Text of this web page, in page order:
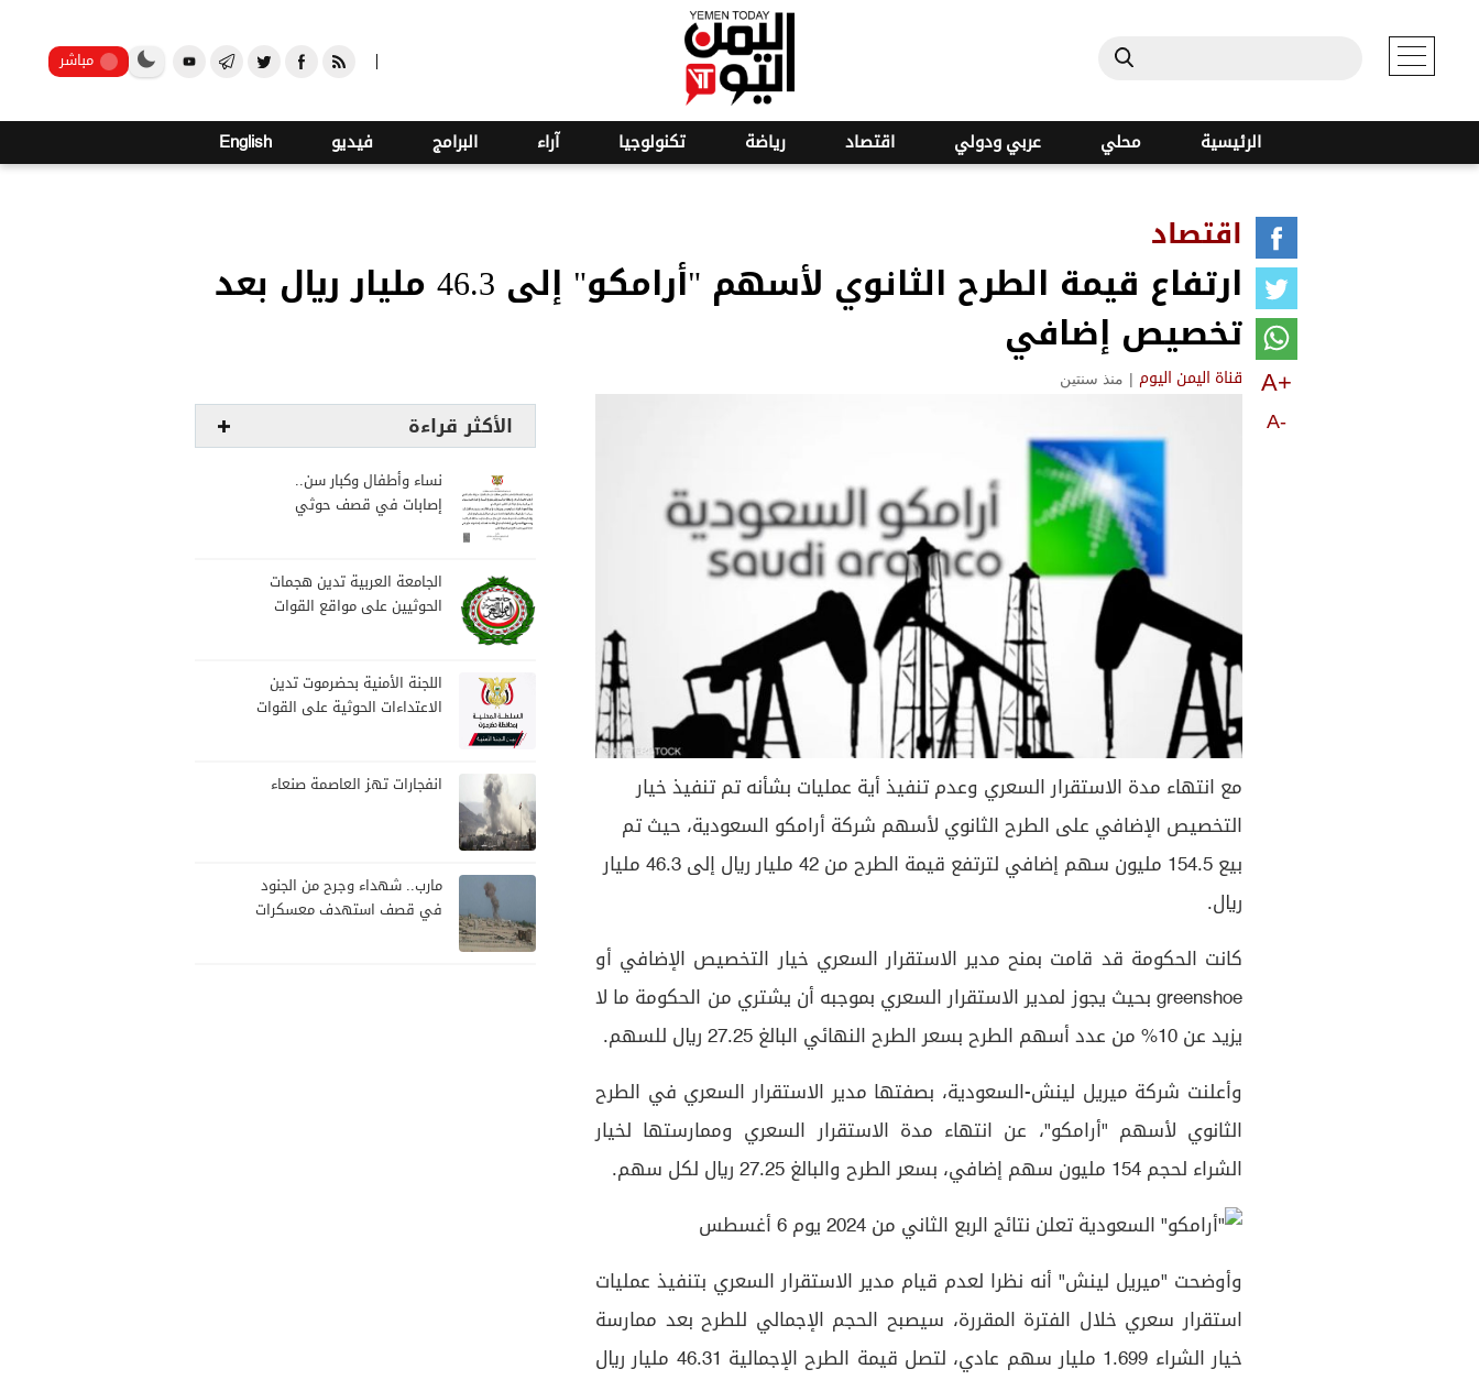
مباشر
الرئيسية محلي عربي ودولي اقتصاد رياضة تكنولوجيا آراء البرامج فيديو English
اقتصاد
ارتفاع قيمة الطرح الثانوي لأسهم "أرامكو" إلى 46.3 مليار ريال بعد
تخصيص إضافي
قناة اليمن اليوم | منذ سنتين A+
A-
مع انتهاء مدة الاستقرار السعري وعدم تنفيذ أية عمليات بشأنه تم تنفيذ خيار
التخصيص الإضافي على الطرح الثانوي لأسهم شركة أرامكو السعودية، حيث تم
بيع 154.5 مليون سهم إضافي لترتفع قيمة الطرح من 42 مليار ريال إلى 46.3 مليار
ريال.
كانت الحكومة قد قامت بمنح مدير الاستقرار السعري خيار التخصيص الإضافي أو
greenshoe بحيث يجوز لمدير الاستقرار السعري بموجبه أن يشتري من الحكومة ما لا
يزيد عن 10% من عدد أسهم الطرح بسعر الطرح النهائي البالغ 27.25 ريال للسهم.
وأعلنت شركة ميريل لينش-السعودية، بصفتها مدير الاستقرار السعري في الطرح
الثانوي لأسهم "أرامكو"، عن انتهاء مدة الاستقرار السعري وممارستها لخيار
الشراء لحجم 154 مليون سهم إضافي، بسعر الطرح والبالغ 27.25 ريال لكل سهم.
وأوضحت "ميريل لينش" أنه نظرا لعدم قيام مدير الاستقرار السعري بتنفيذ عمليات
استقرار سعري خلال الفترة المقررة، سيصبح الحجم الإجمالي للطرح بعد ممارسة
خيار الشراء 1.699 مليار سهم عادي، لتصل قيمة الطرح الإجمالية 46.31 مليار ريال
الأكثر قراءة
نساء وأطفال وكبار سن..
إصابات في قصف حوثي
الجامعة العربية تدين هجمات
الحوثيين على مواقع القوات
اللجنة الأمنية بحضرموت تدين
الاعتداءات الحوثية على القوات
انفجارات تهز العاصمة صنعاء
مارب.. شهداء وجرح من الجنود
في قصف استهدف معسكرات